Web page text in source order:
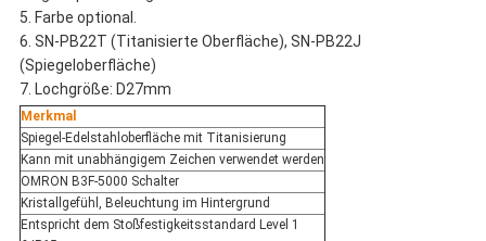
5. Farbe optional.
6. SN-PB22T (Titanisierte Oberfläche), SN-PB22J
(Spiegeloberfläche)
7. Lochgröße: D27mm
Merkmal
Spiegel-Edelstahloberfläche mit Titanisierung
Kann mit unabhängigem Zeichen verwendet werden
OMRON B3F-5000 Schalter
Kristallgefühl, Beleuchtung im Hintergrund
Entspricht dem Stoßfestigkeitsstandard Level 1